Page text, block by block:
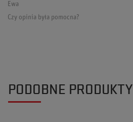
Ewa
Czy opinia była pomocna?
PODOBNE PRODUKTY